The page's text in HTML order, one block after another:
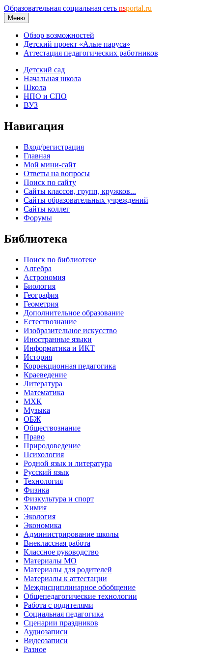
Образовательная социальная сеть nsportal.ru
Меню
Обзор возможностей
Детский проект «Алые паруса»
Аттестация педагогических работников
Детский сад
Начальная школа
Школа
НПО и СПО
ВУЗ
Навигация
Вход/регистрация
Главная
Мой мини-сайт
Ответы на вопросы
Поиск по сайту
Сайты классов, групп, кружков...
Сайты образовательных учреждений
Сайты коллег
Форумы
Библиотека
Поиск по библиотеке
Алгебра
Астрономия
Биология
География
Геометрия
Дополнительное образование
Естествознание
Изобразительное искусство
Иностранные языки
Информатика и ИКТ
История
Коррекционная педагогика
Краеведение
Литература
Математика
МХК
Музыка
ОБЖ
Обществознание
Право
Природоведение
Психология
Родной язык и литература
Русский язык
Технология
Физика
Физкультура и спорт
Химия
Экология
Экономика
Администрирование школы
Внеклассная работа
Классное руководство
Материалы МО
Материалы для родителей
Материалы к аттестации
Междисциплинарное обобщение
Общепедагогические технологии
Работа с родителями
Социальная педагогика
Сценарии праздников
Аудиозаписи
Видеозаписи
Разное